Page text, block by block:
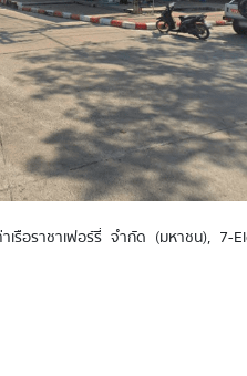
รือราชาเฟอร์รี่ จำกัด (มหาชน),